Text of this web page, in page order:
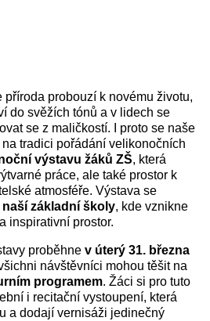
příroda probouzí k novému životu,
do svěžích tónů a v lidech se
se z maličkostí. I proto se naše
tradici pořádání velikonočních
výstavu žáků ZŠ, která
práce, ale také prostor k
atmosféře. Výstava se
základní školy, kde vznikne
inspirativní prostor.
proběhne v úterý 31. března
návštěvníci mohou těšit na
programem. Žáci si pro tuto
i recitační vystoupení, která
a dodají vernisáži jedinečný